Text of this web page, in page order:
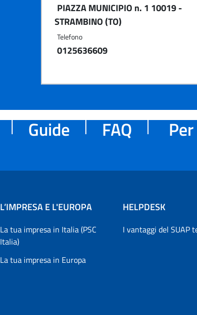
PIAZZA MUNICIPIO n. 1 10019 -
STRAMBINO (TO)
Telefono
0125636609
Guide FAQ
L’IMPRESA E L'EUROPA
La tua impresa in Italia (PSC
Italia)
La tua impresa in Europa
HELPDESK
I vantaggi del SUAP